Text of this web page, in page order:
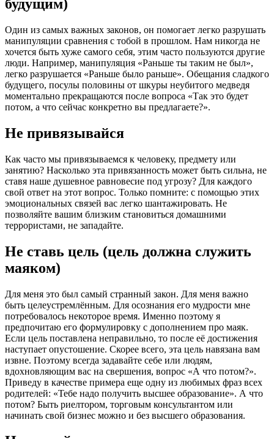
будущим)
Один из самых важных законов, он помогает легко разрушать
манипуляции сравнения с тобой в прошлом. Нам никогда не
хочется быть хуже самого себя, этим часто пользуются другие
люди. Например, манипуляция «Раньше ты таким не был»,
легко разрушается «Раньше было раньше». Обещания сладкого
будущего, посулы половины от шкуры неубитого медведя
моментально прекращаются после вопроса «Так это будет
потом, а что сейчас конкретно вы предлагаете?».
Не привязывайся
Как часто мы привязываемся к человеку, предмету или
занятию? Насколько эта привязанность может быть сильна, не
ставя наше душевное равновесие под угрозу? Для каждого
свой ответ на этот вопрос. Только помните: с помощью этих
эмоциональных связей вас легко шантажировать. Не
позволяйте вашим близким становиться домашними
террористами, не западайте.
Не ставь цель (цель должна служить
маяком)
Для меня это был самый странный закон. Для меня важно
быть целеустремлённым. Для осознания его мудрости мне
потребовалось некоторое время. Именно поэтому я
предпочитаю его формулировку с дополнением про маяк.
Если цель поставлена неправильно, то после её достижения
наступает опустошение. Скорее всего, эта цель навязана вам
извне. Поэтому всегда задавайте себе или людям,
вдохновляющим вас на свершения, вопрос «А что потом?».
Приведу в качестве примера еще одну из любимых фраз всех
родителей: «Тебе надо получить высшее образование». А что
потом? Быть риелтором, торговым консультантом или
начинать свой бизнес можно и без высшего образования.